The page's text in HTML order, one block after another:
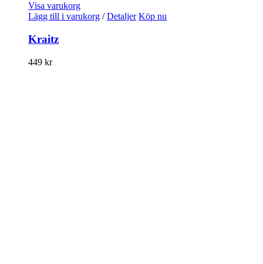
Visa varukorg
Lägg till i varukorg / Detaljer Köp nu
Kraitz
449 kr